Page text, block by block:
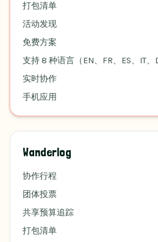
打包清单
活动发现
免费方案
支持 8 种语言（EN、FR、ES、IT、
实时协作
手机应用
Wanderlog
协作行程
团体投票
共享预算追踪
打包清单